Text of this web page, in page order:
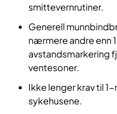
smittevernrutiner.
Generell
nærmere andre enn
avstandsmarkering
ventesoner.
Ikke lenger krav til
sykehusene.